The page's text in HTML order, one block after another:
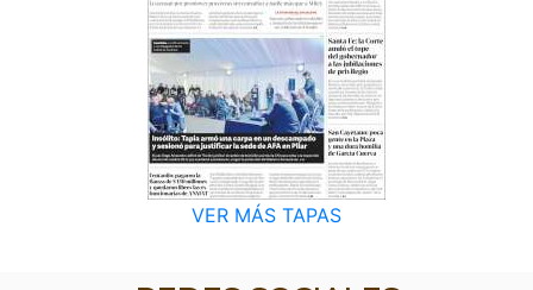
VER MÁS TAPAS